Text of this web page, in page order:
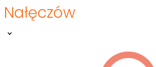
Nałęczów